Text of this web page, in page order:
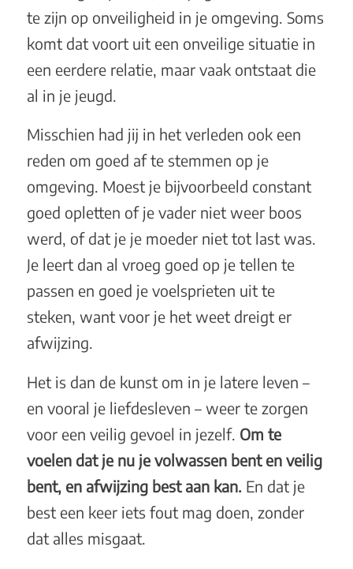
te zijn op onveiligheid in je omgeving. Soms
komt dat voort uit een onveilige situatie in
een eerdere relatie, maar vaak ontstaat die
al in je jeugd.
Misschien had jij in het verleden ook een
reden om goed af te stemmen op je
omgeving. Moest je bijvoorbeeld constant
goed opletten of je vader niet weer boos
werd, of dat je je moeder niet tot last was.
Je leert dan al vroeg goed op je tellen te
passen en goed je voelsprieten uit te
steken, want voor je het weet dreigt er
afwijzing.
Het is dan de kunst om in je latere leven –
en vooral je liefdesleven – weer te zorgen
voor een veilig gevoel in jezelf. Om te
voelen dat je nu je volwassen bent en veilig
bent, en afwijzing best aan kan. En dat je
best een keer iets fout mag doen, zonder
dat alles misgaat.